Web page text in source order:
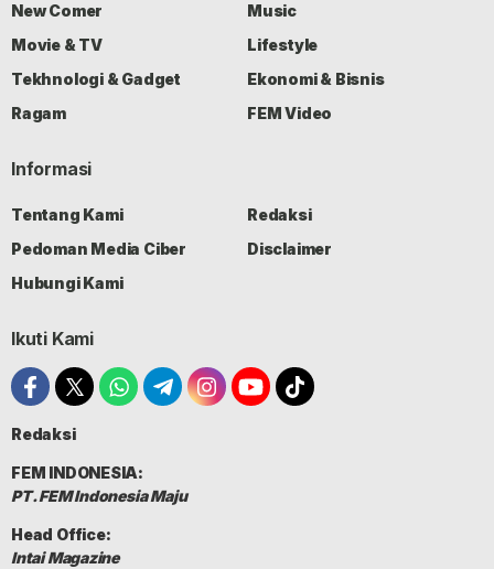
New Comer
Music
Movie & TV
Lifestyle
Tekhnologi & Gadget
Ekonomi & Bisnis
Ragam
FEM Video
Informasi
Tentang Kami
Redaksi
Pedoman Media Ciber
Disclaimer
Hubungi Kami
Ikuti Kami
Redaksi
FEM INDONESIA:
PT. FEM Indonesia Maju
Head Office:
Intai Magazine